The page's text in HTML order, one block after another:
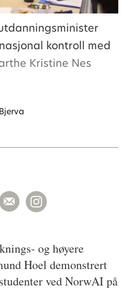
kontroll med
Kristine Nes
og høyere
Hoel demonstrert
ved NorwAI på